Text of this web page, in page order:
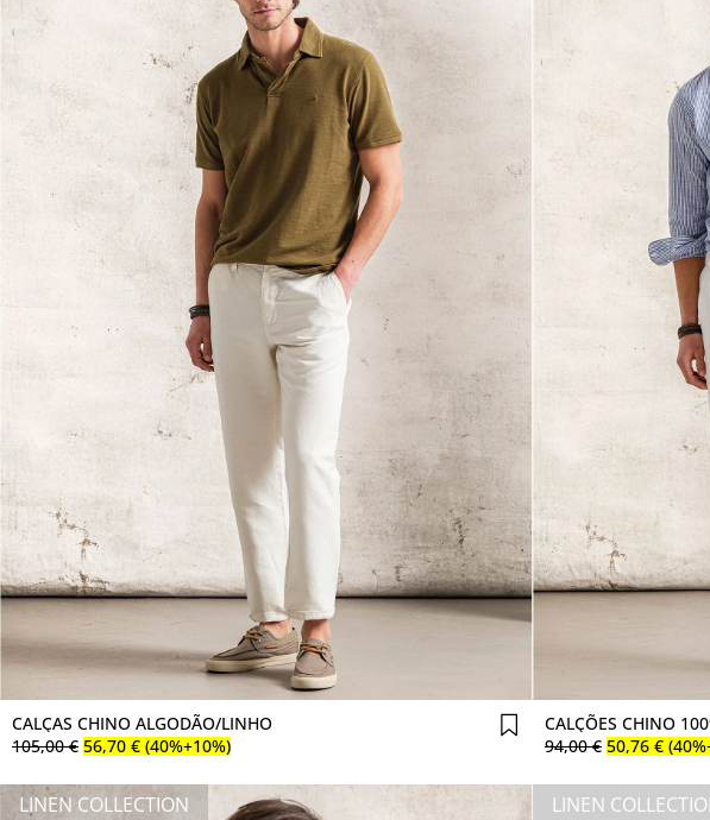
Comprar agora
CALÇAS CHINO ALGODÃO/LINHO
105,00 € 56,70 € (40%+10%)
CALÇÕES CHINO
94,00 € 50,76 €
LINEN COLLECTION LINEN